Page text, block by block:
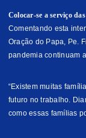
Colocar-se a serviço
Comentando esta
Oração do Papa , Pe.
pandemia continuam
“Existem muitas
futuro no trabalho.
como essas famílias